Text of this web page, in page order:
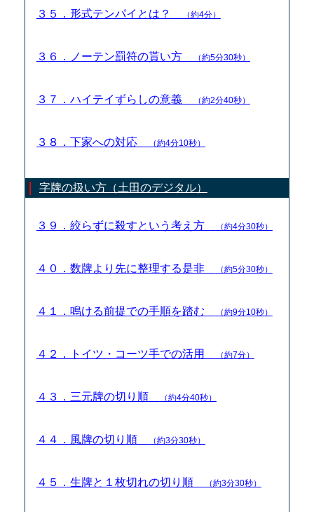
３５．形式テンパイとは？ （約4分）
３６．ノーテン罰符の貰い方 （約5分30秒）
３７．ハイテイずらしの意義 （約2分40秒）
３８．下家への対応 （約4分10秒）
字牌の扱い方（土田のデジタル）
３９．絞らずに殺すという考え方 （約4分30秒）
４０．数牌より先に整理する是非 （約5分30秒）
４１．鳴ける前提での手順を踏む （約9分10秒）
４２．トイツ・コーツ手での活用 （約7分）
４３．三元牌の切り順 （約4分40秒）
４４．風牌の切り順 （約3分30秒）
４５．生牌と１枚切れの切り順 （約3分30秒）